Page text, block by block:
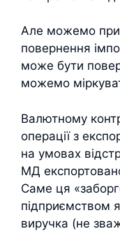
Але можемо
повернення
може бути
можемо
Валютному
операції з
на умовах
МД
Саме ця
підприємством
виручка (не